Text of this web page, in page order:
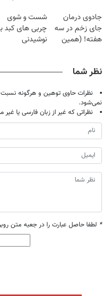
میلیون تومان!!!
جادوی درمان
جای زخم در سه
هفته! (همین
شست و شوی
چربی های کبد
نوشیدنی
نظر شما
نظرات حاوی توهین و هرگونه
نمی‌شود.
نظراتی که غیر از زبان فارسی یا
* لطفا حاصل عبارت را در جعبه متن